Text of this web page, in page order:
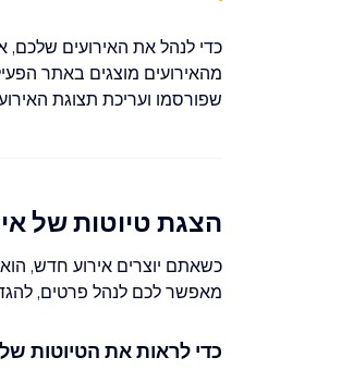
כדי לנהל את האירועים
מהאירועים מוצגים באתר
שפורסמו ועריכת תצוגת
הצגת טיוטות של
כשאתם יוצרים אירוע חדש,
מאפשר לכם לנהל פרטים,
כדי לראות את הטיוטות